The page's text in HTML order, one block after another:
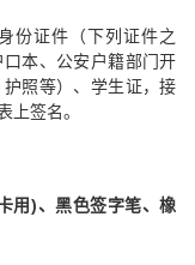
份证件（下列证件之
本、公安户籍部门开
照等）、学生证，接
上签名。
用)、黑色签字笔、橡